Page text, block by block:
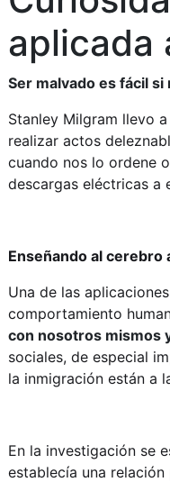
aplicada
Ser malvado es fácil
Stanley Milgram llevo
realizar actos
cuando nos lo ordene
descargas eléctricas a
Enseñando al cerebro
Una de las
comportamiento
con nosotros mismos
sociales, de especial
la inmigración están a
En la investigación se
establecía una